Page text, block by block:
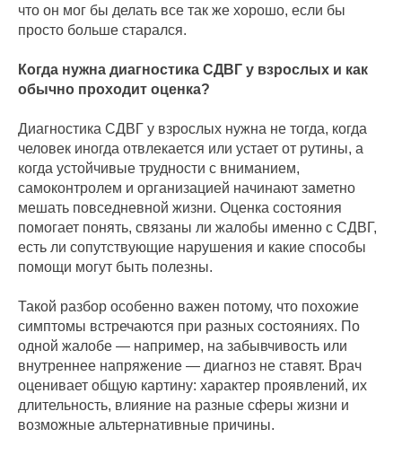
что он мог бы делать все так же хорошо, если бы
просто больше старался.
Когда нужна диагностика СДВГ у взрослых и как
обычно проходит оценка?
Диагностика СДВГ у взрослых нужна не тогда, когда
человек иногда отвлекается или устает от рутины, а
когда устойчивые трудности с вниманием,
самоконтролем и организацией начинают заметно
мешать повседневной жизни. Оценка состояния
помогает понять, связаны ли жалобы именно с СДВГ,
есть ли сопутствующие нарушения и какие способы
помощи могут быть полезны.
Такой разбор особенно важен потому, что похожие
симптомы встречаются при разных состояниях. По
одной жалобе — например, на забывчивость или
внутреннее напряжение — диагноз не ставят. Врач
оценивает общую картину: характер проявлений, их
длительность, влияние на разные сферы жизни и
возможные альтернативные причины.